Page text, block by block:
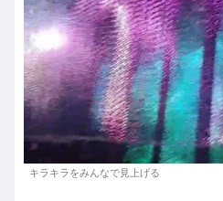
キラキラをみんなで見上げる